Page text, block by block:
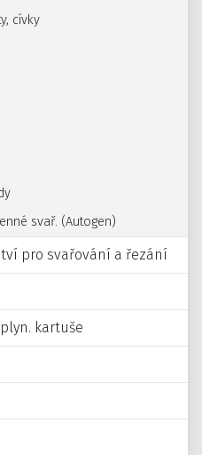
cívky
svař. (Autogen)
pro svařování a řezání
kartuše